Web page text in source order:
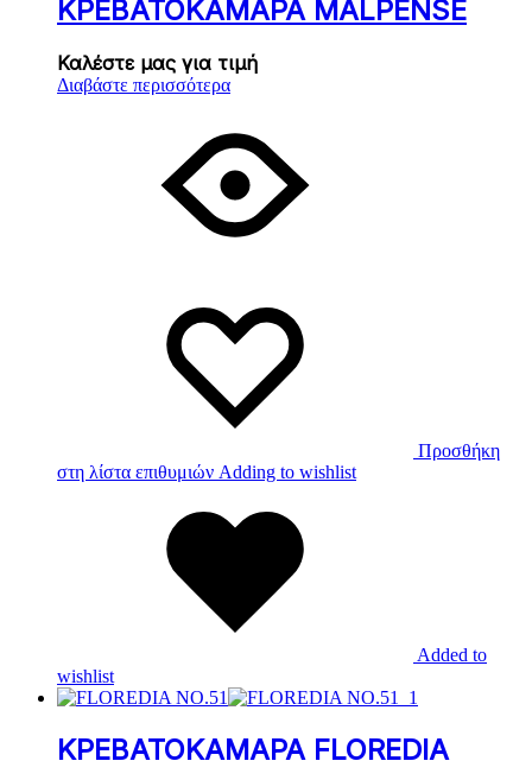
ΚΡΕΒΑΤΟΚΑΜΑΡΑ MALPENSE
Καλέστε μας για τιμή
Διαβάστε περισσότερα
Προσθήκη
στη λίστα επιθυμιών Adding to wishlist
Added to
wishlist
ΚΡΕΒΑΤΟΚΑΜΑΡΑ FLOREDIA